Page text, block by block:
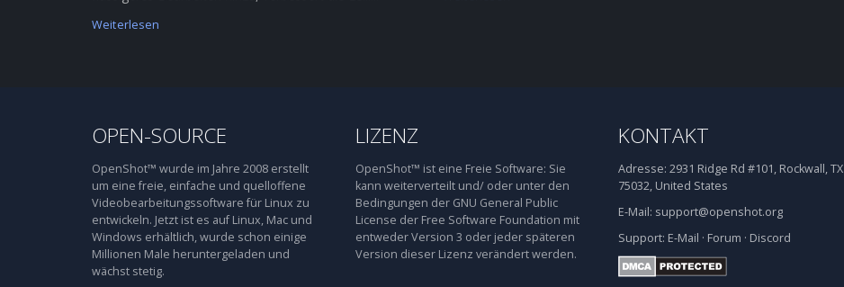
Weiterlesen
OPEN-SOURCE
OpenShot™ wurde im Jahre 2008 erstellt
um eine freie, einfache und quelloffene
Videobearbeitungssoftware für Linux zu
entwickeln. Jetzt ist es auf Linux, Mac und
Windows erhältlich, wurde schon einige
Millionen Male heruntergeladen und
wächst stetig.
LIZENZ
OpenShot™ ist eine Freie Software: Sie
kann weiterverteilt und/ oder unter den
Bedingungen der GNU General Public
License der Free Software Foundation mit
entweder Version 3 oder jeder späteren
Version dieser Lizenz verändert werden.
KONTAKT
Adresse: 2931 Ridge Rd #101, Rockwall, TX
75032, United States
E-Mail: support@openshot.org
Support: E-Mail · Forum · Discord